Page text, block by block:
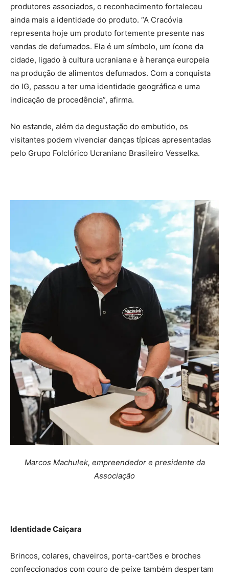
produtores associados, o reconhecimento fortaleceu
ainda mais a identidade do produto. “A Cracóvia
representa hoje um produto fortemente presente nas
vendas de defumados. Ela é um símbolo, um ícone da
cidade, ligado à cultura ucraniana e à herança europeia
na produção de alimentos defumados. Com a conquista
do IG, passou a ter uma identidade geográfica e uma
indicação de procedência”, afirma.
No estande, além da degustação do embutido, os
visitantes podem vivenciar danças típicas apresentadas
pelo Grupo Folclórico Ucraniano Brasileiro Vesselka.
Marcos Machulek, empreendedor e presidente da
Associação
Identidade Caiçara
Brincos, colares, chaveiros, porta-cartões e broches
confeccionados com couro de peixe também despertam